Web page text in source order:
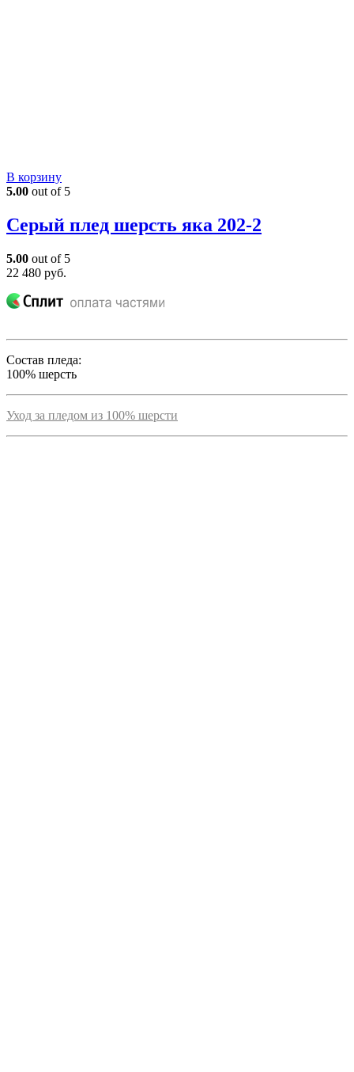
В корзину
5.00 out of 5
Серый плед шерсть яка 202-2
5.00 out of 5
22 480 руб.
Состав пледа:
100% шерсть
Уход за пледом из 100% шерсти